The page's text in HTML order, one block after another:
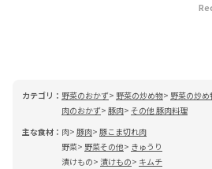
カテゴリ： 野菜のおかず 野菜の炒め物
野菜の炒
肉のおかず 豚肉 その他 豚肉料理
主な食材： 肉 豚肉 豚こま切れ肉
野菜
野菜その他
きゅうり
漬けもの
漬けもの
キムチ